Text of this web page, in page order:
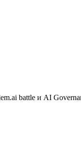
battle и AI